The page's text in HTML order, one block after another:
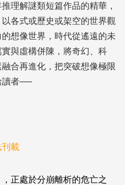
理解謎類短篇作品的精華，
各式或歷史或架空的世界觀
想像世界，時代從遙遠的未
與虛構併陳，將奇幻、科
合再進化，把突破想像極限
讀者──
載
正處於分崩離析的危亡之